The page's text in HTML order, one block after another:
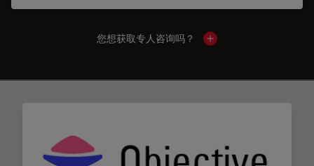
您想获取专人咨询吗？ Show local contacts